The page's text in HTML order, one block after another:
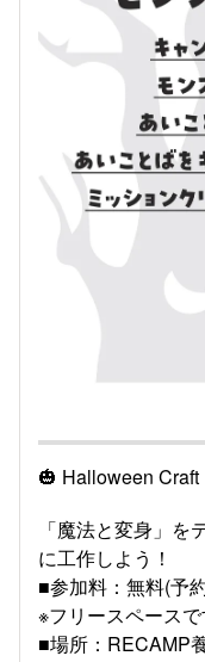
🎃 Halloween Craft
「魔法と変身」
に工作しよう！
■参加料：無料(予
※フリースペースで
■場所：RECAMP